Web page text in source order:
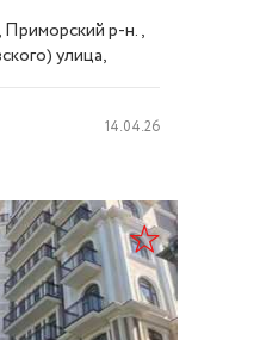
Приморский р-н.,
улица,
14.04.26